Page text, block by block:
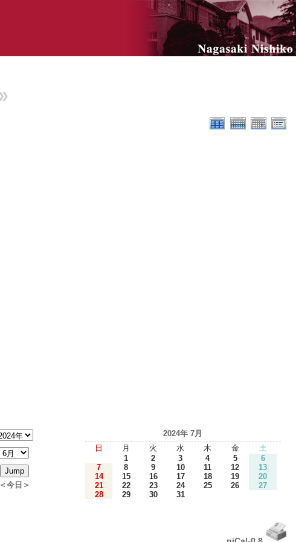
＜今日＞
2024年 7月
日
月 火 水 木 金
土
1
2 3 4 5
6
7
8 9 10 11 12
13
14
15 16 17 18 19
20
21
22 23 24 25 26
27
28
29 30 31